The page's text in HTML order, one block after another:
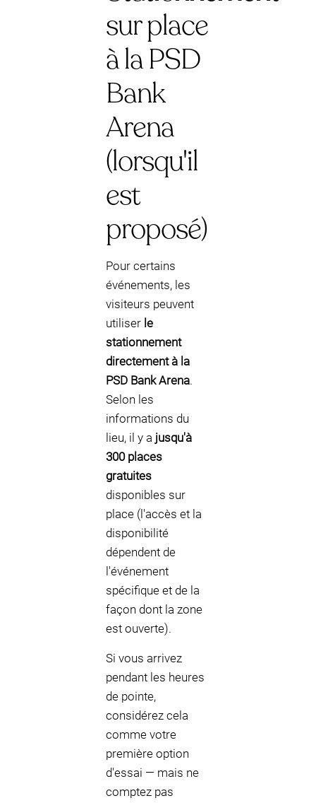
sur place
à la PSD
Bank
Arena
(lorsqu'il
est
proposé)
Pour certains
événements, les
visiteurs peuvent
utiliser le
stationnement
directement à la
PSD Bank Arena.
Selon les
informations du
lieu, il y a jusqu'à
300 places
gratuites
disponibles sur
place (l'accès et la
disponibilité
dépendent de
l'événement
spécifique et de la
façon dont la zone
est ouverte).
Si vous arrivez
pendant les heures
de pointe,
considérez cela
comme votre
première option
d'essai — mais ne
comptez pas